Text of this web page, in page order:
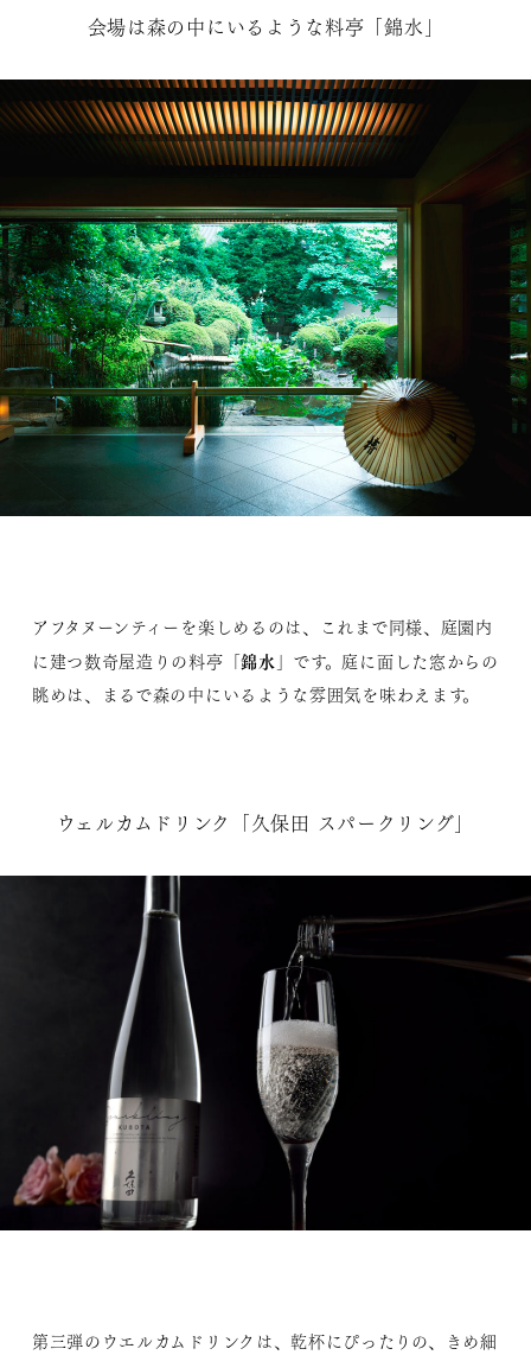
会場は森の中にいるような料亭「錦水」
アフタヌーンティーを楽しめるのは、これまで同様、庭園内
に建つ数奇屋造りの料亭「錦水 」です。庭に面した窓からの
眺めは、まるで森の中にいるような雰囲気を味わえます。
ウェルカムドリンク「久保田 スパークリング」
第三弾のウエルカムドリンクは、乾杯にぴったりの、きめ細